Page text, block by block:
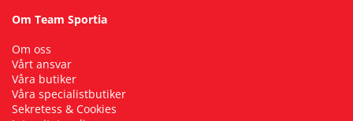
Om Team Sportia
Om oss
Vårt ansvar
Våra butiker
Våra specialistbutiker
Sekretess & Cookies